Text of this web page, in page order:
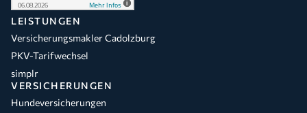
LEISTUNGEN
Versicherungsmakler Cadolzburg
PKV-Tarifwechsel
simplr
VERSICHERUNGEN
Hundeversicherungen